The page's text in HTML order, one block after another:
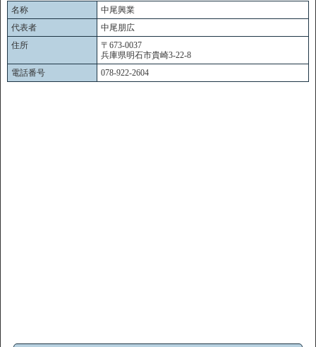
名称
中尾興業
代表者
中尾朋広
住所
〒673-0037
兵庫県明石市貴崎3-22-8
電話番号
078-922-2604